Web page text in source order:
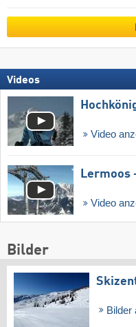
Videos
Video
Lermoos
Video
Bilder
Bilder